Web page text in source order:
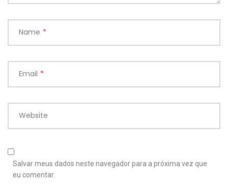
Name *
Email *
Website
Salvar meus dados neste navegador para a próxima vez que
eu comentar.